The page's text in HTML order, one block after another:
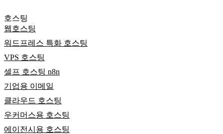
호스팅
웹호스팅
워드프레스 특화 호스팅
VPS 호스팅
셀프 호스팅 n8n
기업용 이메일
클라우드 호스팅
우커머스용 호스팅
에이전시용 호스팅